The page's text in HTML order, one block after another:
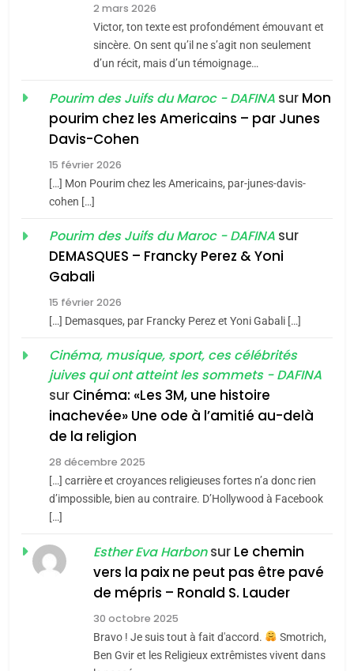
Maroc : Les amandes de
Tafraout, le miel de Tadla
Azilal consacrés produits
du terroir
DAFINA MAROC
Oeil ravageur – Vanessa
De Loya Stauber
«Tu dis génocide, je dis
guerre»: La nouvelle
Tout sur la Nostalgie
SOUVENIRS
l’alliance pourrait
s’étendre à 13 pays
d’Amérique latine
ISRAÉL JUDAISME
2025, l’année la plus
meurtrière selon le
rapport d’ADL contre
l’antisémitisme
FRANCE ISRAÉL
FIÈRE, DIGNE ET RÉSILIENTE :
2 mars 2026
Victor, ton texte est profondément émouvant et
sincère. On sent qu’il ne s’agit non seulement
d’un récit, mais d’un témoignage…
Pourim des Juifs du Maroc - DAFINA sur Mon
pourim chez les Americains – par Junes
Davis-Cohen
15 février 2026
[…] Mon Pourim chez les Americains, par-junes-davis-
cohen […]
Pourim des Juifs du Maroc - DAFINA sur
DEMASQUES – Francky Perez & Yoni
Gabali
15 février 2026
[…] Demasques, par Francky Perez et Yoni Gabali […]
Cinéma, musique, sport, ces célébrités
juives qui ont atteint les sommets - DAFINA
sur Cinéma: «Les 3M, une histoire
inachevée» Une ode à l’amitié au-delà
de la religion
28 décembre 2025
[…] carrière et croyances religieuses fortes n’a donc rien
d’impossible, bien au contraire. D’Hollywood à Facebook
[…]
Esther Eva Harbonsur Le chemin
vers la paix ne peut pas être pavé
de mépris – Ronald S. Lauder
30 octobre 2025
Bravo ! Je suis tout à fait d'accord.
Smotrich,
Ben Gvir et les Religieux extrêmistes vivent dans
2025, l’année la plus
d’ADL contre
l’antisémitisme
FRANCE ISRAÉL
POURQUOI JE REVENDIQUE
Zrihen-Dvir
CE QUI NOUS MANQUE –
Jacques Hadida
JUDAISME
Maroc : Les amandes de
Azilal consacrés produits
du terroir
DAFINA MAROC
Oeil ravageur – Vanessa De
Loya Stauber
CINEMA ISRAÉL